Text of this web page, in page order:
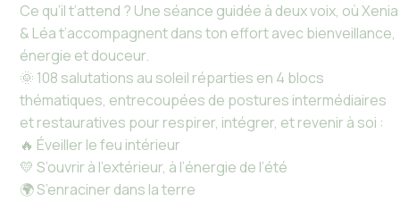
Ce qu’il t’attend ? Une séance guidée à deux voix, où Xenia
& Léa t’accompagnent dans ton effort avec bienveillance,
énergie et douceur.
🌞 108 salutations au soleil réparties en 4 blocs
thématiques, entrecoupées de postures intermédiaires
et restauratives pour respirer, intégrer, et revenir à soi :
🔥 Éveiller le feu intérieur
💛 S’ouvrir à l’extérieur, à l’énergie de l’été
🌍 S’enraciner dans la terre